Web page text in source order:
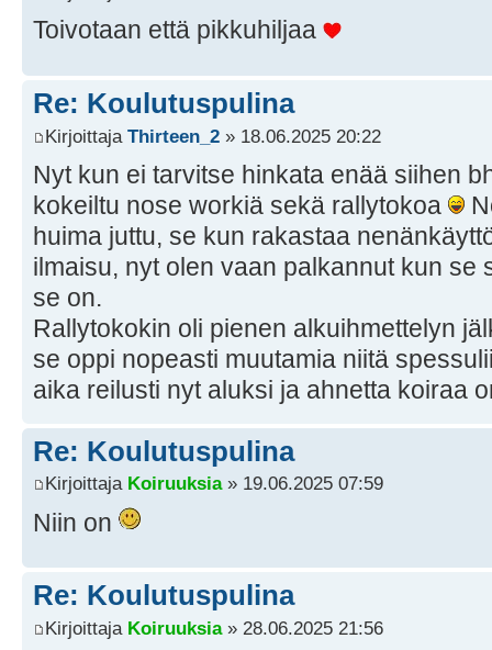
Toivotaan että pikkuhiljaa
Re: Koulutuspulina
Kirjoittaja Thirteen_2 » 18.06.2025 20:22
Nyt kun ei tarvitse hinkata enää siihen
kokeiltu nose workiä sekä rallytokoa
huima juttu, se kun rakastaa
ilmaisu, nyt olen vaan palkannut kun se
se on.
Rallytokokin oli pienen alkuihmettelyn
se oppi nopeasti muutamia niitä
aika reilusti nyt aluksi ja ahnetta koiraa
Re: Koulutuspulina
Kirjoittaja Koiruuksia» 19.06.2025 07:59
Niin on
Re: Koulutuspulina
Kirjoittaja Koiruuksia» 28.06.2025 21:56